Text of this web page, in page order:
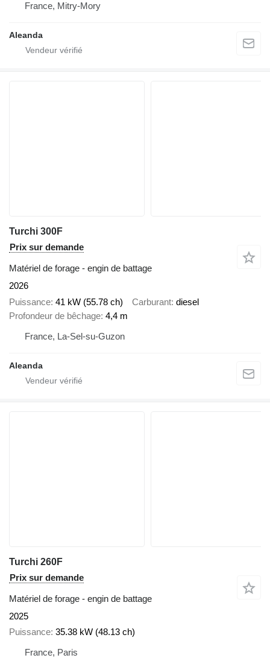
France, Mitry-Mory
Aleanda
Turchi 300F
Prix sur demande
Matériel de forage - engin de battage
2026
Puissance 41 kW (55.78 ch) Carburant diesel
Profondeur de bêchage 4,4 m
France, La-Sel-su-Guzon
Aleanda
Turchi 260F
Prix sur demande
Matériel de forage - engin de battage
2025
Puissance 35.38 kW (48.13 ch)
France, Paris